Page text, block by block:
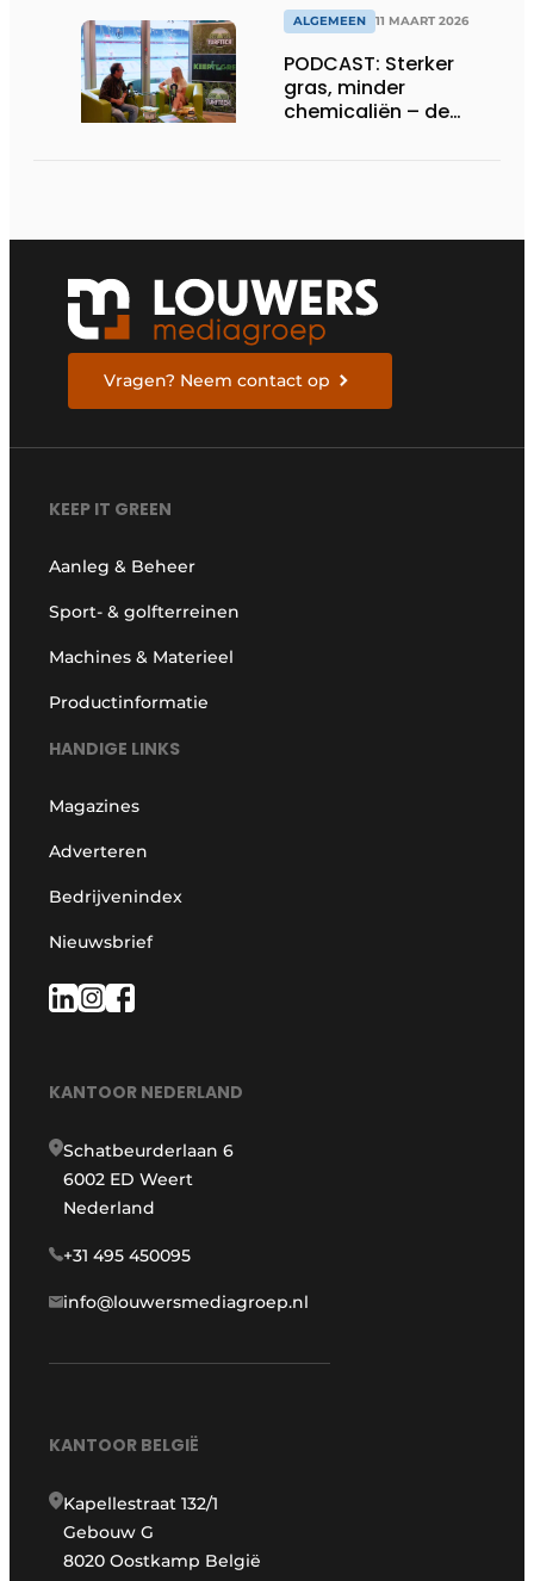
ALGEMEEN 11 MAART 2026
PODCAST: Sterker
gras, minder
chemicaliën – de
Vragen? Neem contact op
KEEP IT GREEN
Aanleg & Beheer
Sport- & golfterreinen
Machines & Materieel
Productinformatie
HANDIGE LINKS
Magazines
Adverteren
Bedrijvenindex
Nieuwsbrief
KANTOOR NEDERLAND
Schatbeurderlaan 6
6002 ED Weert
Nederland
+31 495 450095
info@louwersmediagroep.nl
KANTOOR BELGIË
Kapellestraat 132/1
Gebouw G
8020 Oostkamp België